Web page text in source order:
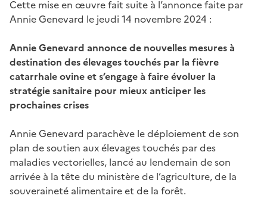
Cette mise en œuvre fait suite à l’annonce faite par
Annie Genevard le jeudi 14 novembre 2024 :
Annie Genevard annonce de nouvelles mesures à
destination des élevages touchés par la fièvre
catarrhale ovine et s’engage à faire évoluer la
stratégie sanitaire pour mieux anticiper les
prochaines crises
Annie Genevard parachève le déploiement de son
plan de soutien aux élevages touchés par des
maladies vectorielles, lancé au lendemain de son
arrivée à la tête du ministère de l’agriculture, de la
souveraineté alimentaire et de la forêt.